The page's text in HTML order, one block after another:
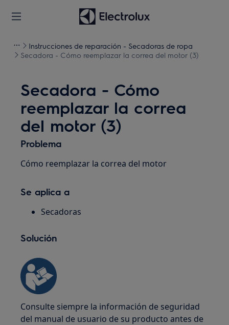
Instrucciones de reparación - Secadoras de ropa
Secadora - Cómo reemplazar la correa del motor (3)
Secadora - Cómo
reemplazar la correa
del motor (3)
Problema
Cómo reemplazar la correa del motor
Se aplica a
Secadoras
Solución
Consulte siempre la información de seguridad
del manual de usuario de su producto antes de